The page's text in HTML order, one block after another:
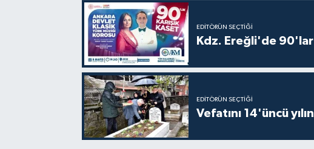
EDITÖRÜN SEÇTIĞI
Kdz. Ereğli'de
EDITÖRÜN SEÇTIĞI
Vefatını 14'üncü